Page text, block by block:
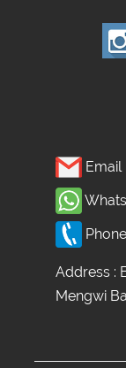
Email :
Address :
Mengwi